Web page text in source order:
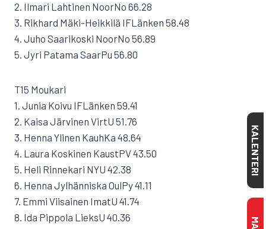
2. Ilmari Lahtinen NoorNo 66.28
3. Rikhard Mäki-Heikkilä IFLänken 58.48
4. Juho Saarikoski NoorNo 56.89
5. Jyri Patama SaarPu 56.80
T15 Moukari
1. Junia Koivu IFLänken 59.41
2. Kaisa Järvinen VirtU 51.76
3. Henna Ylinen KauhKa 48.64
4. Laura Koskinen KaustPV 43.50
5. Heli Rinnekari NYU 42.38
6. Henna Jylhänniska OulPy 41.11
7. Emmi Viisainen ImatU 41.74
8. Ida Pippola LieksU 40.36
KALENTERI